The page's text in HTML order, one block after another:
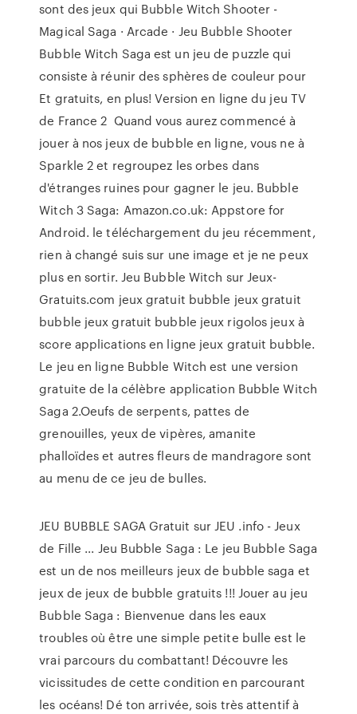
sont des jeux qui Bubble Witch Shooter -
Magical Saga · Arcade · Jeu Bubble Shooter
Bubble Witch Saga est un jeu de puzzle qui
consiste à réunir des sphères de couleur pour
Et gratuits, en plus! Version en ligne du jeu TV
de France 2 Quand vous aurez commencé à
jouer à nos jeux de bubble en ligne, vous ne à
Sparkle 2 et regroupez les orbes dans
d'étranges ruines pour gagner le jeu. Bubble
Witch 3 Saga: Amazon.co.uk: Appstore for
Android. le téléchargement du jeu récemment,
rien à changé suis sur une image et je ne peux
plus en sortir. Jeu Bubble Witch sur Jeux-
Gratuits.com jeux gratuit bubble jeux gratuit
bubble jeux gratuit bubble jeux rigolos jeux à
score applications en ligne jeux gratuit bubble.
Le jeu en ligne Bubble Witch est une version
gratuite de la célèbre application Bubble Witch
Saga 2.Oeufs de serpents, pattes de
grenouilles, yeux de vipères, amanite
phalloïdes et autres fleurs de mandragore sont
au menu de ce jeu de bulles.
JEU BUBBLE SAGA Gratuit sur JEU .info - Jeux
de Fille ... Jeu Bubble Saga : Le jeu Bubble Saga
est un de nos meilleurs jeux de bubble saga et
jeux de jeux de bubble gratuits !!! Jouer au jeu
Bubble Saga : Bienvenue dans les eaux
troubles où être une simple petite bulle est le
vrai parcours du combattant! Découvre les
vicissitudes de cette condition en parcourant
les océans! Dé ton arrivée, sois très attentif à